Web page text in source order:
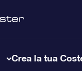
Crea la tua